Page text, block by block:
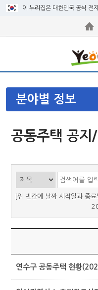
이 누리집은 대한민국 공식 전
분야별 정보
공동주택 공지
[위 빈칸에 날짜 시작일과 종
연수구 공동주택 현황